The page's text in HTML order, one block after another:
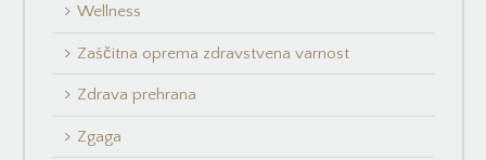
Wellness
Zaščitna oprema zdravstvena varnost
Zdrava prehrana
Zgaga